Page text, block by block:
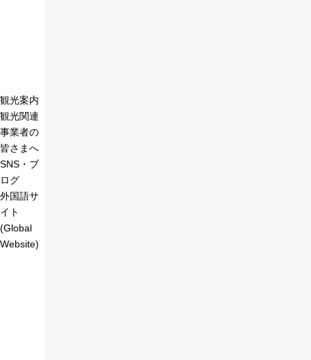
観光案内
観光関連
事業者の
皆さまへ
SNS・ブ
ログ
外国語サ
イト
(Global
Website)